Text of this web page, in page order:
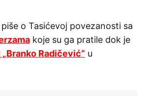
o Tasićevoj povezanosti sa
koje su ga pratile dok je
„Branko Radičević“ u